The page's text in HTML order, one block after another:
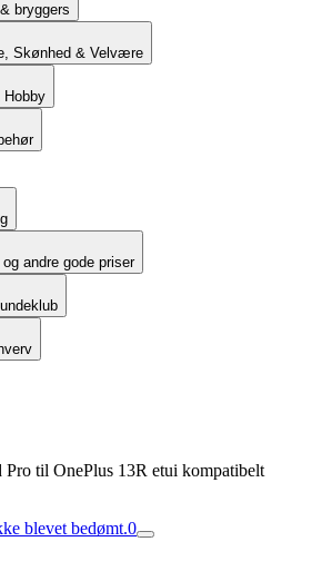
bryggers
Skønhed & Velvære
Hobby
andre gode priser
til OnePlus 13R etui kompatibelt
blevet bedømt.0